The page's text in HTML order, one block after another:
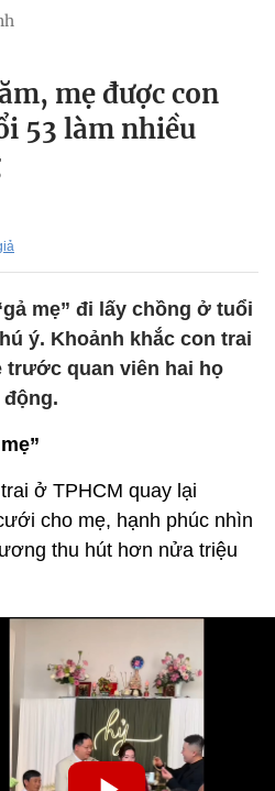
mẹ được con
53 làm nhiều
mẹ” đi lấy chồng ở tuổi
ý. Khoảnh khắc con trai
trước quan viên hai họ
ở TPHCM quay lại
cho mẹ, hạnh phúc nhìn
thu hút hơn nửa triệu